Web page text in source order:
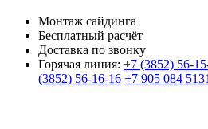
Монтаж сайдинга
Бесплатный расчёт
Доставка по звонку
Горячая линия: +7 (3852) 56-
(3852) 56-16-16 +7 905 084 5131